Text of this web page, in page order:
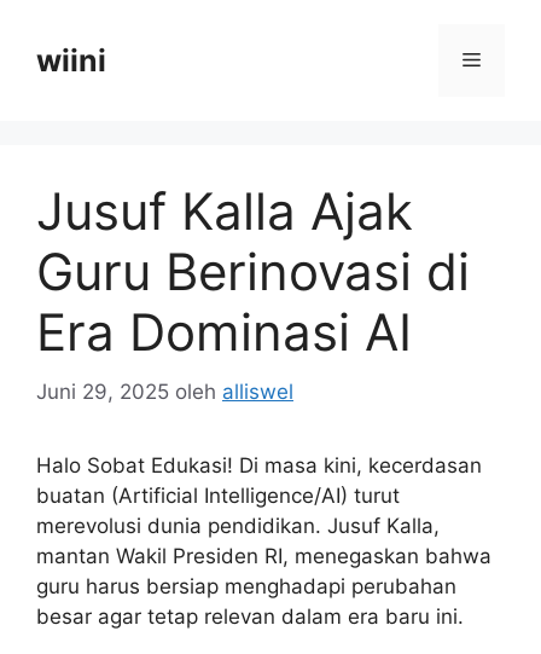
wiini Menu
Jusuf Kalla Ajak
Guru Berinovasi di
Era Dominasi AI
Juni 29, 2025 oleh alliswel
Halo Sobat Edukasi! Di masa kini, kecerdasan
buatan (Artificial Intelligence/AI) turut
merevolusi dunia pendidikan. Jusuf Kalla,
mantan Wakil Presiden RI, menegaskan bahwa
guru harus bersiap menghadapi perubahan
besar agar tetap relevan dalam era baru ini.